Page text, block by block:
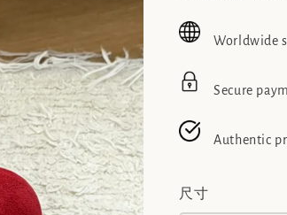
Worldwide
Secure
Authentic
尺寸